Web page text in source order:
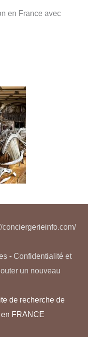
en France avec
conciergerieinfo.com/
- Confidentialité et
un nouveau
de recherche de
FRANCE